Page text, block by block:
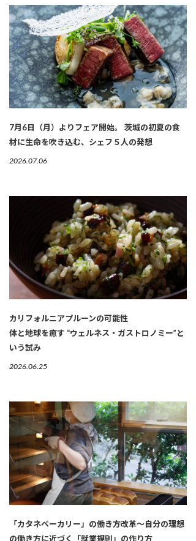
7月6日（月）よりフェア開始。 茨城の初夏の食
材に生命を吹き込む、シェフ５人の発想
2026.07.06
カリフォルニアプルーンの可能性
体と地球を癒す “ウェルネス・ガストロノミー”と
いう試み
2026.06.25
「カタネベーカリー」の働き方改革～自分の理想
の働き方に近づく「就業規則」の作り方